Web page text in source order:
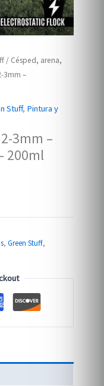
/ Césped, arena,
3mm –
Stuff, Pintura y
3mm –
200ml
,Green Stuff,